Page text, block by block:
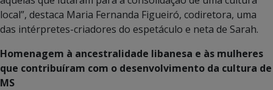
local”, destaca Maria Fernanda Figueiró, codiretora, uma
das intérpretes-criadores do espetáculo e neta de Sarah.
Homenagem à ancestralidade libanesa e às mulheres
que contribuíram com o desenvolvimento da cultura de
MS